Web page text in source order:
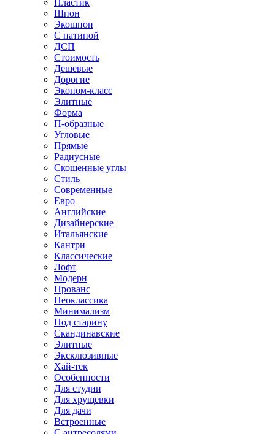
Пластик
Шпон
Экошпон
С патиной
ДСП
Стоимость
Дешевые
Дорогие
Эконом-класс
Элитные
Форма
П-образные
Угловые
Прямые
Радиусные
Скошенные углы
Стиль
Современные
Евро
Английские
Дизайнерские
Итальянские
Кантри
Классические
Лофт
Модерн
Прованс
Неоклассика
Минимализм
Под старину
Скандинавские
Элитные
Эксклюзивные
Хай-тек
Особенности
Для студии
Для хрущевки
Для дачи
Встроенные